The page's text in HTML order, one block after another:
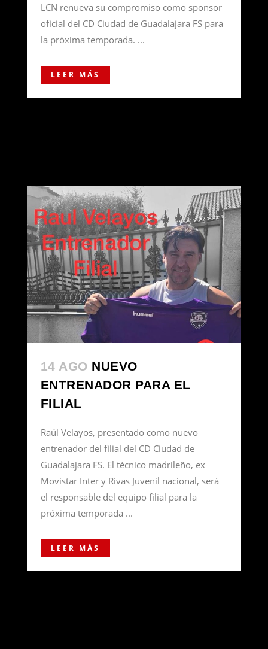
LCN renueva su compromiso como sponsor
oficial del CD Ciudad de Guadalajara FS para
la próxima temporada. ...
LEER MÁS
14 AGO NUEVO
ENTRENADOR PARA EL
FILIAL
Raúl Velayos, presentado como nuevo
entrenador del filial del CD Ciudad de
Guadalajara FS. El técnico madrileño, ex
Movistar Inter y Rivas Juvenil nacional, será
el responsable del equipo filial para la
próxima temporada ...
LEER MÁS